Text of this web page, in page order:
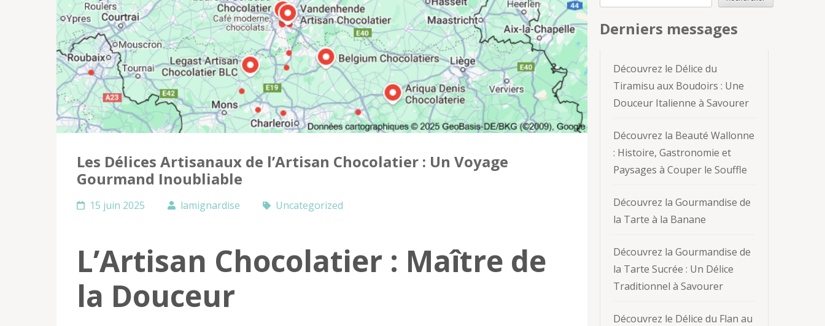
Les Délices Artisanaux de l’Artisan Chocolatier : Un Voyage
Gourmand Inoubliable
15 juin 2025 lamignardise Uncategorized
L’Artisan Chocolatier : Maître de
la Douceur
Derniers messages
Découvrez le Délice du
Tiramisu aux Boudoirs : Une
Douceur Italienne à Savourer
Découvrez la Beauté Wallonne
: Histoire, Gastronomie et
Paysages à Couper le Souffle
Découvrez la Gourmandise de
la Tarte à la Banane
Découvrez la Gourmandise de
la Tarte Sucrée : Un Délice
Traditionnel à Savourer
Découvrez le Délice du Flan au